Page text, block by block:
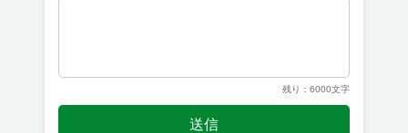
残り：6000文字
送信